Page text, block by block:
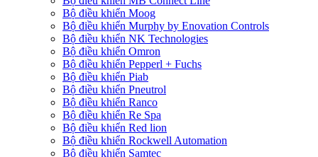
Bộ điều khiển Moog
Bộ điều khiển Murphy by Enovation Controls
Bộ điều khiển NK Technologies
Bộ điều khiển Omron
Bộ điều khiển Pepperl + Fuchs
Bộ điều khiển Piab
Bộ điều khiển Pneutrol
Bộ điều khiển Ranco
Bộ điều khiển Re Spa
Bộ điều khiển Red lion
Bộ điều khiển Rockwell Automation
Bộ điều khiển Samtec